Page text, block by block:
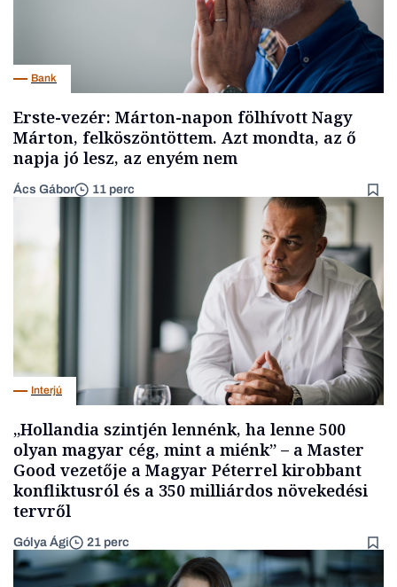
Bank
Erste-vezér: Márton-napon fölhívott Nagy
Márton, felköszöntöttem. Azt mondta, az ő
napja jó lesz, az enyém nem
Ács Gábor 11 perc
Interjú
„Hollandia szintjén lennénk, ha lenne 500
olyan magyar cég, mint a miénk” – a Master
Good vezetője a Magyar Péterrel kirobbant
konfliktusról és a 350 milliárdos növekedési
tervről
Gólya Ági 21 perc